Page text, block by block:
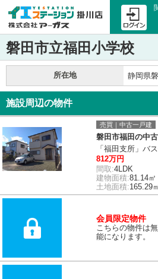
磐田市立福田小学校
所在地 静岡県
施設周辺の物件
売買｜中古一戸建
磐田市福田の中
「福田支所」バ
812万円
間取:4LDK
建物面積:81.14
土地面積:165.29
会員限定物件
こちらの物件は
能になります。